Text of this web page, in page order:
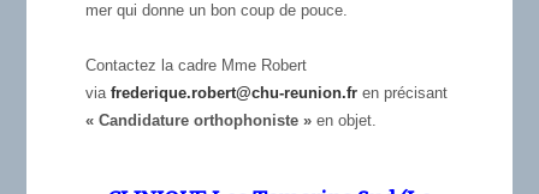
mer qui donne un bon coup de pouce.
Contactez la cadre Mme Robert
via frederique.robert@chu-reunion.fren précisant
« Candidature orthophoniste »en objet.